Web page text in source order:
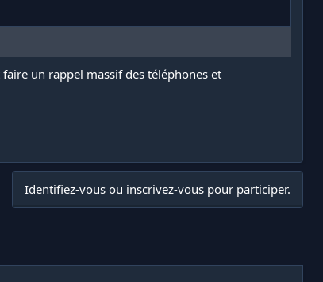
un rappel massif des téléphones et
Identifiez-vous ou inscrivez-vous pour participer.